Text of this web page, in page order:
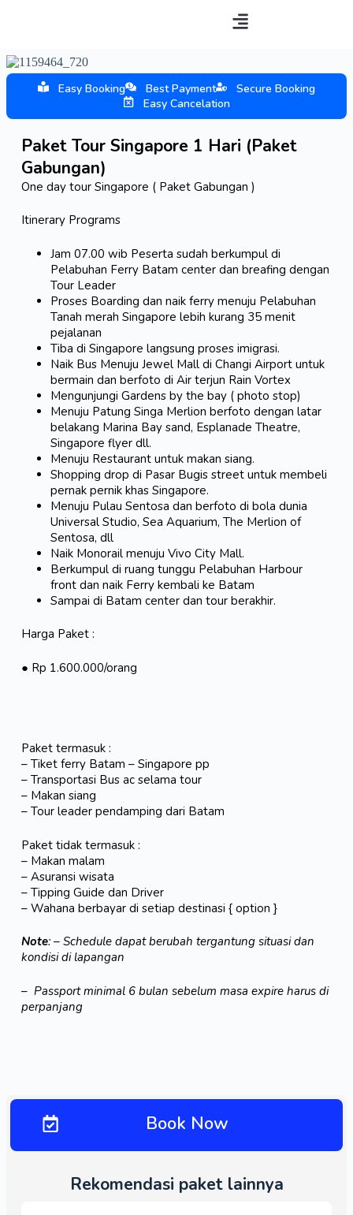
p
t
Easy Booking Best Payment
Secure Booking
Easy Cancelation
Paket Tour Singapore 1 Hari (Paket
Gabungan)
One day tour Singapore ( Paket Gabungan )
Itinerary Programs
Jam 07.00 wib Peserta sudah berkumpul di
Pelabuhan Ferry Batam center dan breafing dengan
Tour Leader
Proses Boarding dan naik ferry menuju Pelabuhan
Tanah merah Singapore lebih kurang 35 menit
pejalanan
Tiba di Singapore langsung proses imigrasi.
Naik Bus Menuju Jewel Mall di Changi Airport untuk
bermain dan berfoto di Air terjun Rain Vortex
Mengunjungi Gardens by the bay ( photo stop)
Menuju Patung Singa Merlion berfoto dengan latar
belakang Marina Bay sand, Esplanade Theatre,
Singapore flyer dll.
Menuju Restaurant untuk makan siang.
Shopping drop di Pasar Bugis street untuk membeli
pernak pernik khas Singapore.
Menuju Pulau Sentosa dan berfoto di bola dunia
Universal Studio, Sea Aquarium, The Merlion of
Sentosa, dll
Naik Monorail menuju Vivo City Mall.
Berkumpul di ruang tunggu Pelabuhan Harbour
front dan naik Ferry kembali ke Batam
Sampai di Batam center dan tour berakhir.
Harga Paket :
● Rp 1.600.000/orang
Paket termasuk :
– Tiket ferry Batam – Singapore pp
– Transportasi Bus ac selama tour
– Makan siang
– Tour leader pendamping dari Batam
Paket tidak termasuk :
– Makan malam
– Asuransi wisata
– Tipping Guide dan Driver
– Wahana berbayar di setiap destinasi { option }
Note: – Schedule dapat berubah tergantung situasi dan
kondisi di lapangan
– Passport minimal 6 bulan sebelum masa expire harus di
perpanjang
Book Now
Rekomendasi paket lainnya